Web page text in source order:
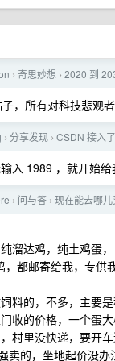
› 奇思妙想 › 2020 到
，所有对科技悲观
› 分享发现 › CSDN 接入
入 1989 ，就开始
› 问与答 › 现在能去哪
溜达鸡，纯土鸡蛋，
，都邮寄给我，专供
料的，不多，主要
收的价格，一个蛋
村里没快递，要开
卖的，坐地起价没办